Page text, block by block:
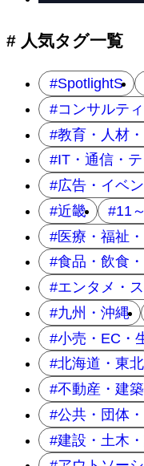
# 人気タグ一覧
SpotlightS
コンサルテ
教育・人材
IT・通信・
広告・イベ
近畿
11
医療・福祉
食品・飲食
エンタメ・
九州・沖縄
小売・EC・
北海道・東北
不動産・建
公共・団体
建設・土木